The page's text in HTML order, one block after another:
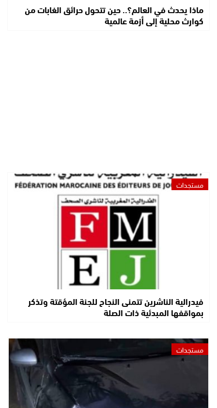
ماذا يحدث في العالم؟.. حين تتحول حرائق الغابات من
كوارث محلية إلى أزمة عالمية
مستجدات
فيدرالية الناشرين تتمنى النجاح للجنة المؤقتة وتذكر
بمواقفها المبدئية ذات الصلة
مستجدات